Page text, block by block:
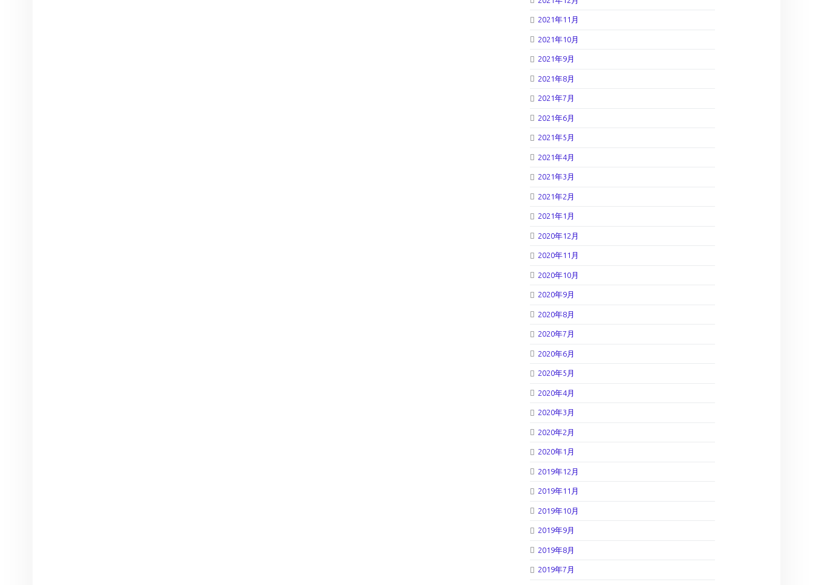
2021年11月
2021年10月
2021年9月
2021年8月
2021年7月
2021年6月
2021年5月
2021年4月
2021年3月
2021年2月
2021年1月
2020年12月
2020年11月
2020年10月
2020年9月
2020年8月
2020年7月
2020年6月
2020年5月
2020年4月
2020年3月
2020年2月
2020年1月
2019年12月
2019年11月
2019年10月
2019年9月
2019年8月
2019年7月